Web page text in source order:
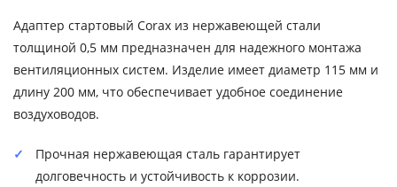
Адаптер стартовый Corax из нержавеющей стали
толщиной 0,5 мм предназначен для надежного монтажа
вентиляционных систем. Изделие имеет диаметр 115 мм и
длину 200 мм, что обеспечивает удобное соединение
воздуховодов.
Прочная нержавеющая сталь гарантирует
долговечность и устойчивость к коррозии.